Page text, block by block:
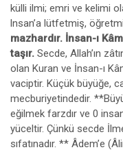
külli ilmi; emri ve kelimi
lnsan’a lütfetmiş,
mazhardır. İnsan-ı
taşır. Secde, Allah’ın
olan Kuran ve İnsan-ı
vaciptir. Küçük büyüğe,
mecburiyetindedir.
eğilmek farzdır ve 0
yüceltir. Çünkü secde
sıfatınadır. ** Âdem’e